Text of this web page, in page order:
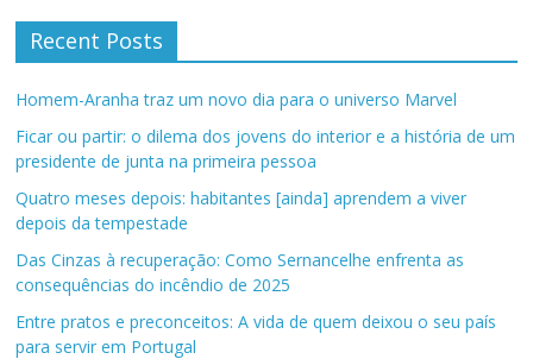
Recent Posts
Homem-Aranha traz um novo dia para o universo Marvel
Ficar ou partir: o dilema dos jovens do interior e a história de um
presidente de junta na primeira pessoa
Quatro meses depois: habitantes [ainda] aprendem a viver
depois da tempestade
Das Cinzas à recuperação: Como Sernancelhe enfrenta as
consequências do incêndio de 2025
Entre pratos e preconceitos: A vida de quem deixou o seu país
para servir em Portugal